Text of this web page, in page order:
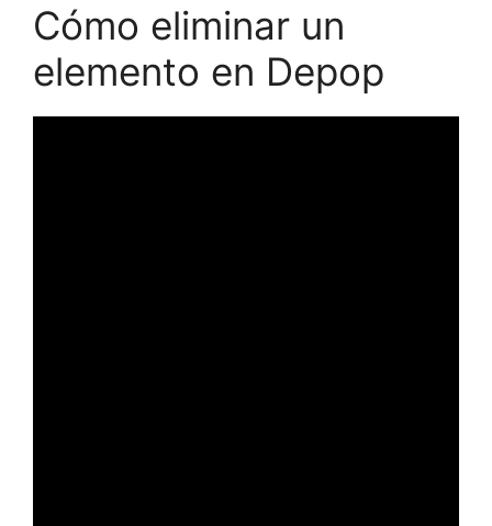
Cómo eliminar un
elemento en Depop